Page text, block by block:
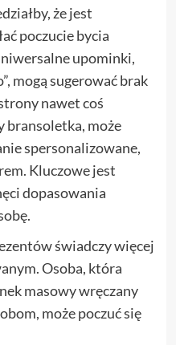
że jest
poczucie bycia
upominki,
mogą sugerować brak
nawet coś
bransoletka, może
spersonalizowane,
Kluczowe jest
dopasowania
świadczy więcej
Osoba, która
masowy wręczany
może poczuć się